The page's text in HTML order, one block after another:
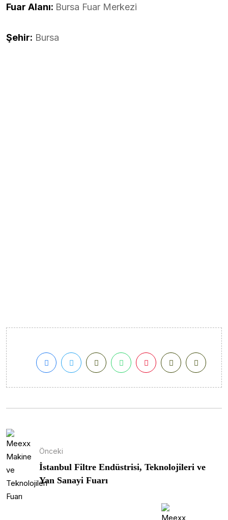
Fuar Alanı: Bursa Fuar Merkezi
Şehir: Bursa
Önceki
İstanbul Filtre Endüstrisi, Teknolojileri ve
Yan Sanayi Fuarı